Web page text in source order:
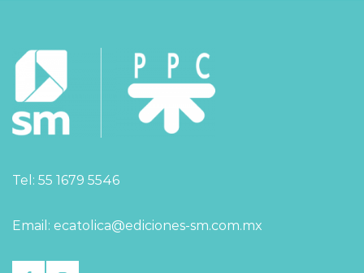
Tel: 55 1679 5546
Email: ecatolica@ediciones-sm.com.mx